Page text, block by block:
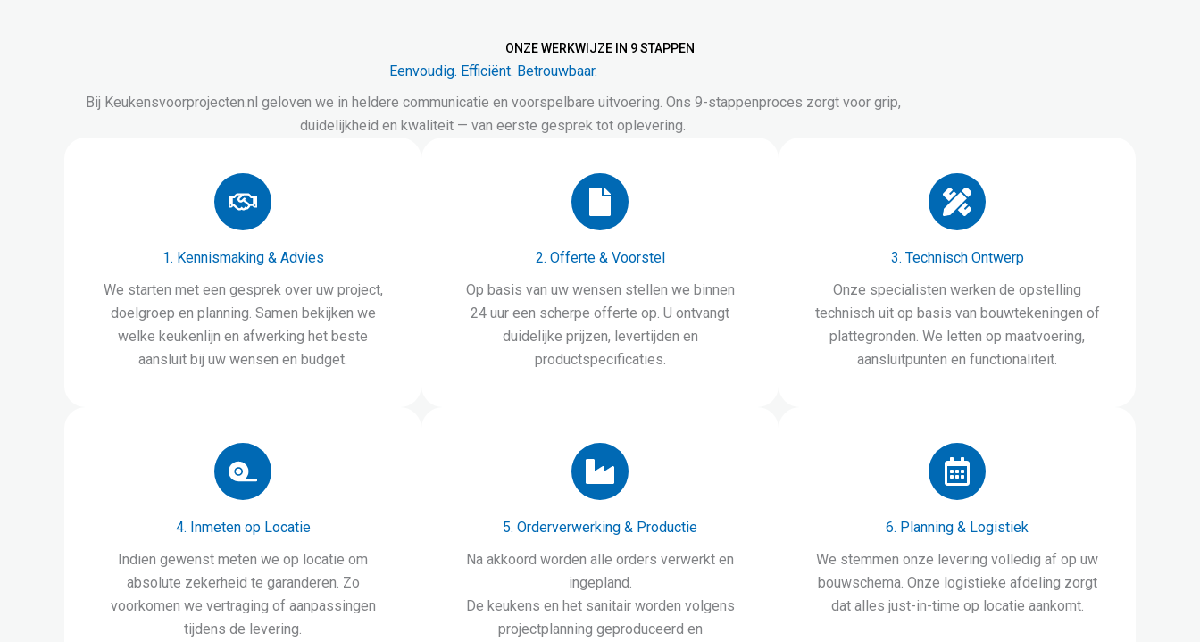
ONZE WERKWIJZE IN 9 STAPPEN
Eenvoudig. Efficiënt. Betrouwbaar.
Bij Keukensvoorprojecten.nl geloven we in heldere communicatie en voorspelbare uitvoering. Ons 9-stappenproces zorgt voor grip,
duidelijkheid en kwaliteit — van eerste gesprek tot oplevering.
1. Kennismaking & Advies
We starten met een gesprek over uw project,
doelgroep en planning. Samen bekijken we
welke keukenlijn en afwerking het beste
aansluit bij uw wensen en budget.
2. Offerte & Voorstel
Op basis van uw wensen stellen we binnen
24 uur een scherpe offerte op. U ontvangt
duidelijke prijzen, levertijden en
productspecificaties.
3. Technisch Ontwerp
Onze specialisten werken de opstelling
technisch uit op basis van bouwtekeningen of
plattegronden. We letten op maatvoering,
aansluitpunten en functionaliteit.
4. Inmeten op Locatie
Indien gewenst meten we op locatie om
absolute zekerheid te garanderen. Zo
voorkomen we vertraging of aanpassingen
tijdens de levering.
5. Orderverwerking & Productie
Na akkoord worden alle orders verwerkt en
ingepland.
De keukens en het sanitair worden volgens
projectplanning geproduceerd en
6. Planning & Logistiek
We stemmen onze levering volledig af op uw
bouwschema. Onze logistieke afdeling zorgt
dat alles just-in-time op locatie aankomt.